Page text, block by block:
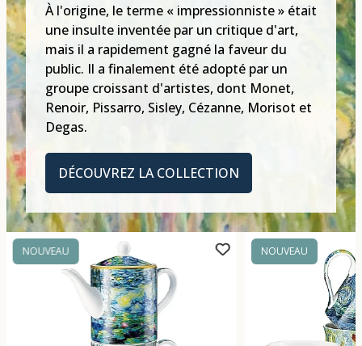
À l'origine, le terme « impressionniste » était
une insulte inventée par un critique d'art,
mais il a rapidement gagné la faveur du
public. Il a finalement été adopté par un
groupe croissant d'artistes, dont Monet,
Renoir, Pissarro, Sisley, Cézanne, Morisot et
Degas.
DÉCOUVREZ LA COLLECTION
NOUVEAU NOUVEAU